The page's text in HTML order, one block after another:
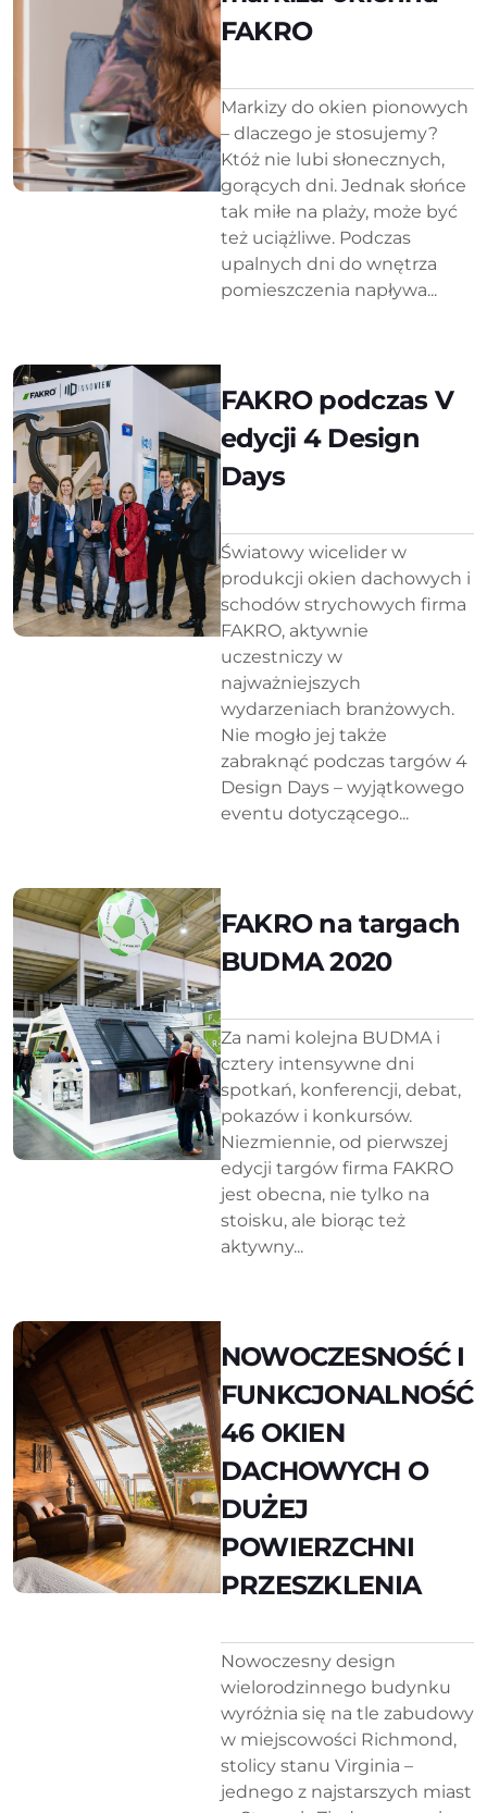
FAKRO
Markizy do okien pionowych
– dlaczego je stosujemy?
Któż nie lubi słonecznych,
gorących dni. Jednak słońce
tak miłe na plaży, może być
też uciążliwe. Podczas
upalnych dni do wnętrza
pomieszczenia napływa...
FAKRO podczas V
edycji 4 Design
Days
Światowy wicelider w
produkcji okien dachowych i
schodów strychowych firma
FAKRO, aktywnie
uczestniczy w
najważniejszych
wydarzeniach branżowych.
Nie mogło jej także
zabraknąć podczas targów 4
Design Days – wyjątkowego
eventu dotyczącego...
FAKRO na targach
BUDMA 2020
Za nami kolejna BUDMA i
cztery intensywne dni
spotkań, konferencji, debat,
pokazów i konkursów.
Niezmiennie, od pierwszej
edycji targów firma FAKRO
jest obecna, nie tylko na
stoisku, ale biorąc też
aktywny...
NOWOCZESNOŚĆ I
FUNKCJONALNOŚĆ
46 OKIEN
DACHOWYCH O
DUŻEJ
POWIERZCHNI
PRZESZKLENIA
Nowoczesny design
wielorodzinnego budynku
wyróżnia się na tle zabudowy
w miejscowości Richmond,
stolicy stanu Virginia –
jednego z najstarszych miast